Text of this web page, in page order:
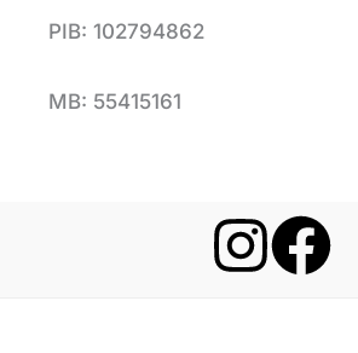
PIB: 102794862
MB: 55415161